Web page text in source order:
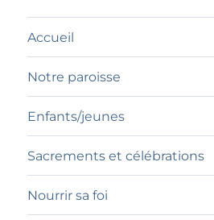
Accueil
Notre paroisse
Enfants/jeunes
Sacrements et célébrations
Nourrir sa foi